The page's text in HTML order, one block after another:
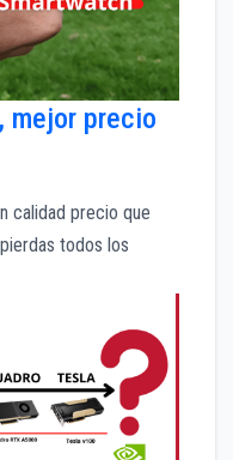
mejor precio
calidad precio que
todos los